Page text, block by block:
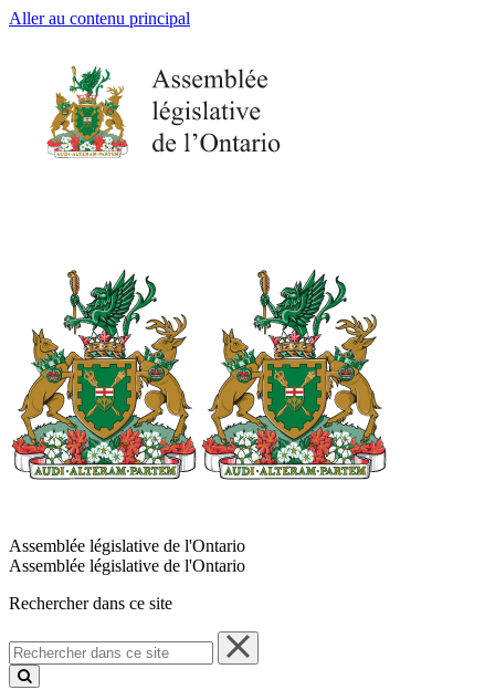
Aller au contenu principal
Assemblée législative de l'Ontario
Assemblée législative de l'Ontario
Rechercher dans ce site
Rechercher
dans
ce